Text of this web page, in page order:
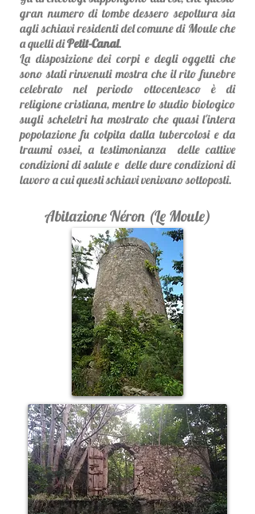
gran numero di tombe dessero sepoltura sia
agli schiavi residenti del comune di Moule che
a quelli diPetit-Canal.
La disposizione dei corpi e degli oggetti che
sono stati rinvenuti mostra che il rito funebre
celebrato nel periodo ottocentesco è di
religione cristiana, mentre lo studio biologico
sugli scheletri ha mostrato che quasi l'intera
popolazione fu colpita dalla tubercolosi e da
traumi ossei, a testimonianza delle cattive
condizioni di salute e delle dure condizioni di
lavoro a cui questi schiavi venivano sottoposti.
Abitazione Néron (Le Moule)